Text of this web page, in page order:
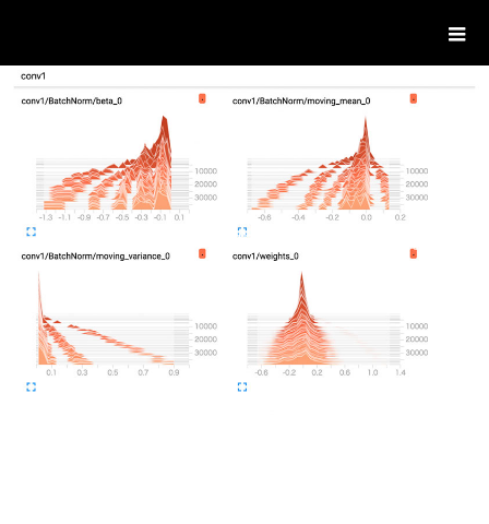
主に学んだことの備忘録を書いています。